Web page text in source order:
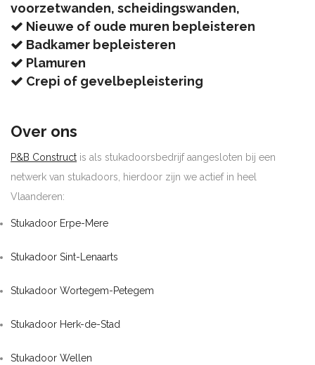
voorzetwanden, scheidingswanden,
Nieuwe of oude muren bepleisteren
Badkamer bepleisteren
Plamuren
Crepi of gevelbepleistering
Over ons
P&B Construct is als stukadoorsbedrijf aangesloten bij een
netwerk van stukadoors, hierdoor zijn we actief in heel
Vlaanderen:
Stukadoor Erpe-Mere
Stukadoor Sint-Lenaarts
Stukadoor Wortegem-Petegem
Stukadoor Herk-de-Stad
Stukadoor Wellen